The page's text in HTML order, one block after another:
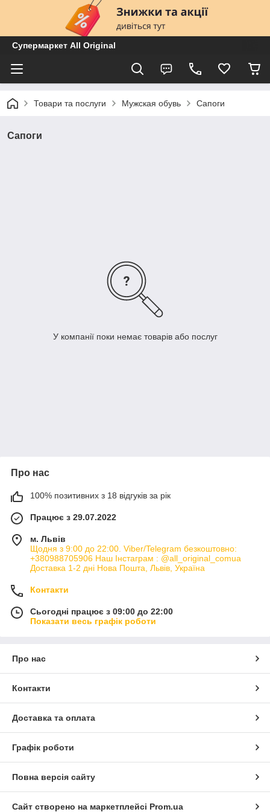
Супермаркет All Original
Товари та послуги Мужская обувь Сапоги
Сапоги
У компанії поки немає товарів або послуг
Про нас
100% позитивних з 18 відгуків за рік
Працює з 29.07.2022
м. Львів
Щодня з 9:00 до 22:00. Viber/Telegram безкоштовно:
+380988705906 Наш Інстаграм : @all_original_comua
Доставка 1-2 дні Нова Пошта, Львів, Україна
Контакти
Сьогодні працює з 09:00 до 22:00
Показати весь графік роботи
Про нас
Контакти
Доставка та оплата
Графік роботи
Повна версія сайту
Сайт створено на маркетплейсі Prom.ua